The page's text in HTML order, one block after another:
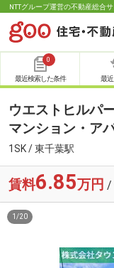
NTTグループ運営の不動産総合
0
最近検索した条件 最
ウエストヒルパ
マンション・ア
1SK / 東千葉駅
賃料6.85万円 /
1 /20